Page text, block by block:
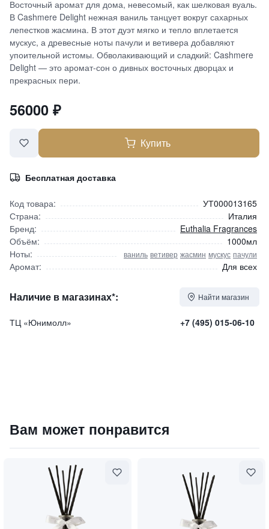
Восточный аромат для дома, невесомый, как шелковая вуаль.
В Cashmere Delight нежная ваниль танцует вокруг сахарных
лепестков жасмина. В этот дуэт мягко и тепло вплетается
мускус, а древесные ноты пачули и ветивера добавляют
упоительной истомы. Обволакивающий и сладкий: Cashmere
Delight — это аромат-сон о дивных восточных дворцах и
прекрасных пери.
56000 ₽
Купить
Бесплатная доставка
Код товара:
УТ000013165
Страна:
Италия
Бренд:
Euthalia Fragrances
Объём:
1000мл
Ноты:
ваниль ветивер жасмин мускус пачули
Аромат: Для всех
Наличие в магазинах*: Найти магазин
ТЦ «Юнимолл» +7 (495) 015-06-10
56000₽9 840 ₽
Вам может понравится